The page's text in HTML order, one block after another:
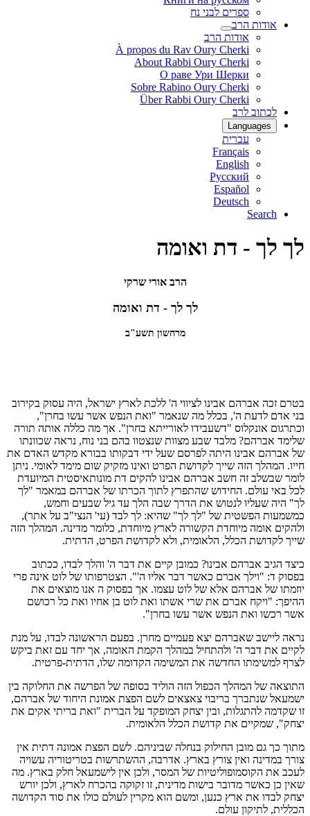
ספרים לבני נח
אודות הרב
אודות הרב
À propos du Rav Oury Cherki
About Rabbi Oury Cherki
О раве Ури Шерки
Sobre Rabino Oury Cherki
Über Rabbi Oury Cherki
לכתוב לרב
Languages
עברית
Français
English
Русский
Español
Deutsch
Search
לך לך - דת ואומה
הרב אורי שרקי
לך לך - דת ואומה
מרחשון תשע"ב
בטרם זכה אברהם אבינו לציווי ה' ללכת לארץ ישראל, היה עסוק בקירוב
בני אדם לדעת ה', בכלל מה שנאמר "ואת הנפש אשר עשו בחרן",
וכתרגום אונקלוס "דשעבידו לאורייתא בחרן". אך מה כללה אותה תורה
שלימד אברהם? מלבד שבע מצוות שנצטוו בהם בני נוח, נראה שכוונתו
של אברהם אבינו היתה לפרסם שעל ידי דבקותו בבורא מקדש האדם את
חייו. המהלך הזה שייך לקדושת הפרט ואינו מזקיק שום מימד לאומי. ניתן
לומר שבשלב זה חשב אברהם אבינו להקים דת מונותאיסטית המיועדת
לכל באי עולם. החידוש שהתפרץ לתוך הכרתו של אברהם במאמר "לך
לך" היה שעליו לנטוש את הדרך שבה הלך עד גיל שבעים וחמש,
כמשמעות הפשטית של "לך לך" שהיא: לך לבד (עי' הנצי"ב על אתר),
ולהקים אומה מיוחדת הקשורה לארץ מיוחדת, כלומר מדינה. המהלך הזה
שייך לקדושת הכלל, הלאומית, ולא לקדושת הפרט, הדתית.
כיצד הגיב אברהם אבינו? כמובן קיים את דבר ה' והלך לבדו, ככתוב
בפסוק ד: "וילך אברם כאשר דבר אליו ה'". הצטרפותו של לוט אינה פרי
יוזמתו של אברהם אלא של לוט עצמו. אך בפסוק ה אנו מוצאים את
ההיפך: "ויקח אברם את שרי אשתו ואת לוט בן אחיו ואת כל רכושם
אשר רכשו ואת הנפש אשר עשו בחרן".
נראה ליישב שאברהם יצא פעמיים מחרן. בפעם הראשונה לבדו, על מנת
לקיים את דבר ה' ולהתחיל במהלך הקמת האומה, אך יחד עם זאת ביקש
לצרף למשימתו החדשה את המשימה הקדומה שלו, הדתית-פרטית.
התוצאה של המהלך הכפול הזה הוליד בסופה של הפרשה את החלוקה בין
ישמעאל שנתברך בריבוי צאצאים לשם הפצת אמונת היחוד של אברהם,
זו שקדמה להתגלות, ובין יצחק המופקד על הברית "ואת בריתי אקים את
יצחק", שמקיים את קדושת הכלל הלאומית.
מתוך כך גם מובן החילוק בנחלה שביניהם. לשם הפצת אמונה דתית אין
צורך במדינה ואין צורץ בארץ. אדרבה, ההשתרשות בטריטוריה עשויה
לעכב את הקוסמופוליטיות של המסר, ולכן אין לישמעאל חלק בארץ. מה
שאין כן כאשר מדובר בישות מדינית, זו זקוקה בהכרח לארץ, ולכן יורש
יצחק לבדו את ארץ כנען, ומשם הוא מקרין לעולם כולו את סוד הקדושה
הכללית, לתיקון עולם.